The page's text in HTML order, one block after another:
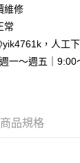
，訂單成立後會自
期的期數、繳款截
金額請依後續交易
認交易或遇審核未
後才付款」的支付
卡、不需儲值。
後付」後，將跳轉
維修
常
，人工
～週五｜9:00
商品規格